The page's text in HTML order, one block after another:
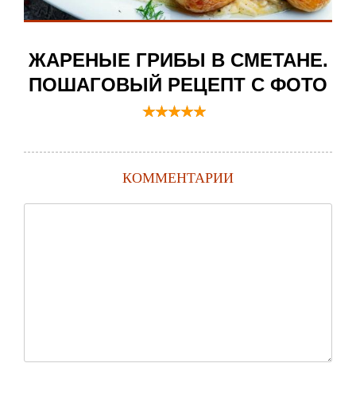
ЖАРЕНЫЕ ГРИБЫ В СМЕТАНЕ.
ПОШАГОВЫЙ РЕЦЕПТ С ФОТО
КОММЕНТАРИИ